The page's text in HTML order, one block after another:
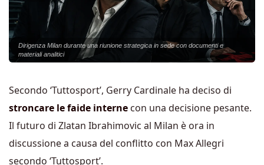
Dirigenza Milan durante una riunione strategica in sede con documenti e
materiali analitici
Secondo ‘Tuttosport’, Gerry Cardinale ha deciso di
stroncare le faide interne con una decisione pesante.
Il futuro di Zlatan Ibrahimovic al Milan è ora in
discussione a causa del conflitto con Max Allegri
secondo ‘Tuttosport’.